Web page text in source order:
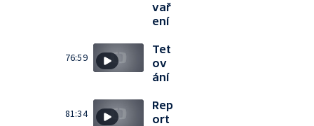
vař
ení
76:59
Tet
ov
ání
81:34
Rep
ort